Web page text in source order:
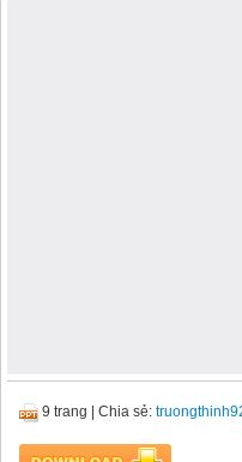
9 trang Chia sẻ: